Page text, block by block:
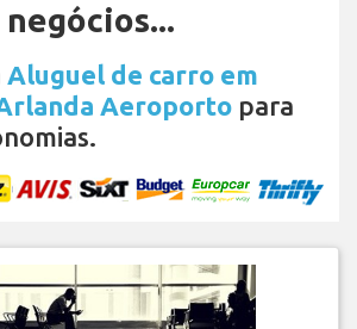
Aluguel de carro em
Aeroporto para